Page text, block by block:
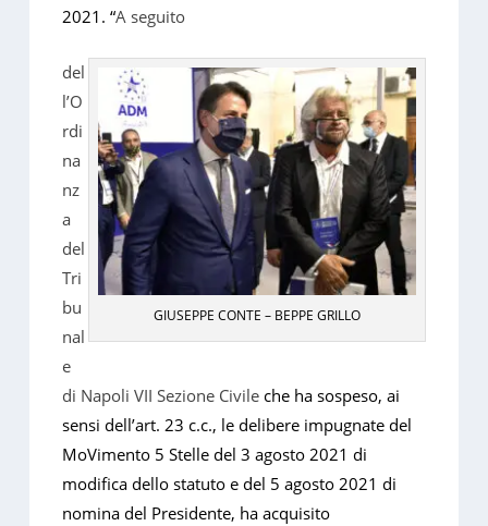
2021. “A seguito
GIUSEPPE CONTE – BEPPE GRILLO
del
l’O
rdi
na
nz
a
del
Tri
bu
nal
e
di Napoli VII Sezione Civile che ha sospeso, ai
sensi dell’art. 23 c.c., le delibere impugnate del
MoVimento 5 Stelle del 3 agosto 2021 di
modifica dello statuto e del 5 agosto 2021 di
nomina del Presidente, ha acquisito